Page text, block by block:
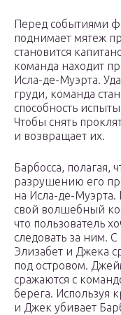
Перед событиями
поднимает мятеж
становится
команда находит
Исла-де-Муэрта.
груди, команда
способность
Чтобы снять
и возвращает их.
Барбосса, полагая,
разрушению его
на Исла-де-Муэрта.
свой волшебный
что пользователь
следовать за ним.
Элизабет и Джека
под островом.
сражаются с
берега. Используя
и Джек убивает